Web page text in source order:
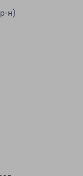
н)